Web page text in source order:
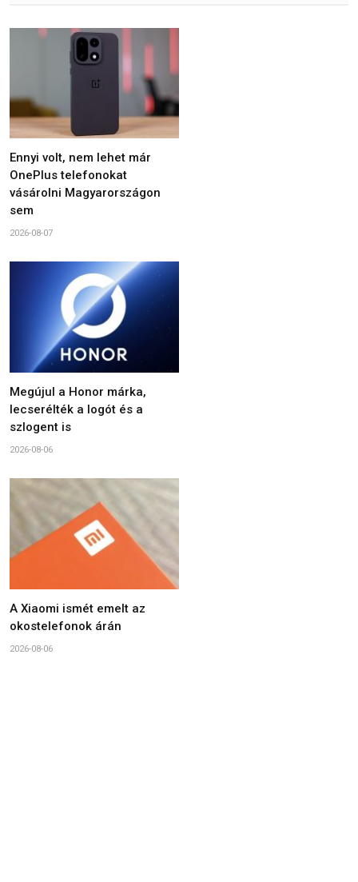
Ennyi volt, nem lehet már
OnePlus telefonokat
vásárolni Magyarországon
sem
2026-08-07
Megújul a Honor márka,
lecserélték a logót és a
szlogent is
2026-08-06
A Xiaomi ismét emelt az
okostelefonok árán
2026-08-06